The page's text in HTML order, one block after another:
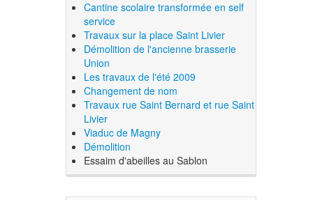
Cantine scolaire transformée en self
service
Travaux sur la place Saint Livier
Démolition de l'ancienne brasserie
Union
Les travaux de l'été 2009
Changement de nom
Travaux rue Saint Bernard et rue Saint
Livier
Viaduc de Magny
Démolition
Essaim d'abeilles au Sablon